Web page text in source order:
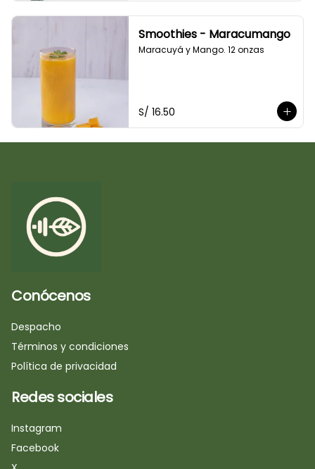
Smoothies - Maracumango
Maracuyá y Mango. 12 onzas
S/ 16.50
Conócenos
Despacho
Términos y condiciones
Política de privacidad
Redes sociales
Instagram
Facebook